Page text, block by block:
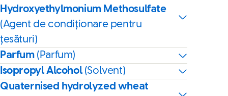
Hydroxyethylmonium Methosulfate
(Agent de condiționare pentru
țesături)
Parfum (Parfum)
Isopropyl Alcohol(Solvent)
Quaternised hydrolyzed wheat